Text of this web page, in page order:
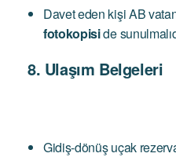
Davet eden kişi AB
fotokopiside
8. Ulaşım Belgeleri
Gidiş-dönüş uçak